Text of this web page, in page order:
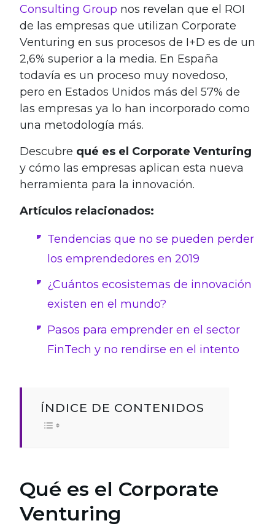
Consulting Group nos revelan que el ROI
de las empresas que utilizan Corporate
Venturing en sus procesos de I+D es de un
2,6% superior a la media. En España
todavía es un proceso muy novedoso,
pero en Estados Unidos más del 57% de
las empresas ya lo han incorporado como
una metodología más.
Descubre qué es el Corporate Venturing
y cómo las empresas aplican esta nueva
herramienta para la innovación.
Artículos relacionados:
Tendencias que no se pueden perder
los emprendedores en 2019
¿Cuántos ecosistemas de innovación
existen en el mundo?
Pasos para emprender en el sector
FinTech y no rendirse en el intento
ÍNDICE DE CONTENIDOS
Qué es el Corporate
Venturing